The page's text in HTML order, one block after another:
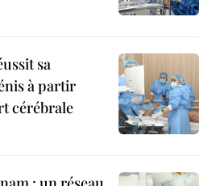
sa
à partir
cérébrale